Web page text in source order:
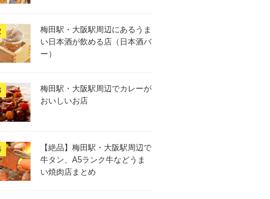
梅田駅・大阪駅周辺にあるうま
い日本酒が飲める店（日本酒バ
ー）
梅田駅・大阪駅周辺でカレーが
おいしいお店
【絶品】梅田駅・大阪駅周辺で
牛タン、A5ランク牛などうま
い焼肉店まとめ